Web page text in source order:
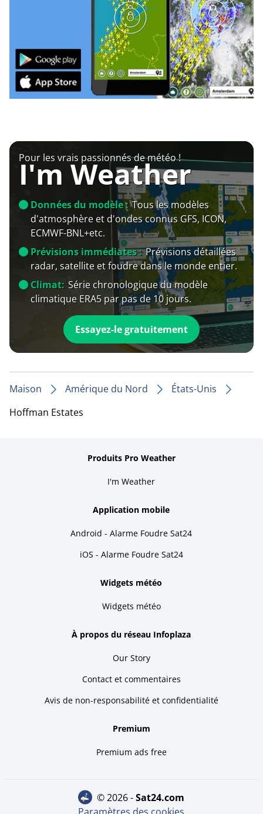
Pour les vrais passionnés de météo !
I'm Weather
Données du modèle : Tous les modèles
d'atmosphère et d'ondes connus GFS, ICON,
ECMWF-BNL+etc.
Prévisions immédiates : Prévisions détaillées
radar, satellite et foudre dans le monde entier.
Climat: Série chronologique du modèle
climatique ERA5 par pas de 10 jours.
Essayez-le gratuitement
Maison Amérique du Nord
États-Unis
Hoffman Estates
Produits Pro Weather
I'm Weather
Application mobile
Android - Alarme Foudre Sat24
iOS - Alarme Foudre Sat24
Widgets météo
Widgets météo
À propos du réseau Infoplaza
Our Story
Contact et commentaires
Avis de non-responsabilité et confidentialité
Premium
Premium ads free
© 2026 - sat24.com